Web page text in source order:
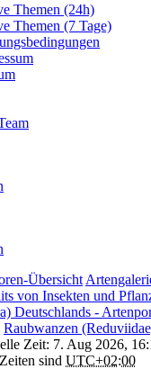
Themen (24h)
Themen (7 Tage)
Übersicht
von Insekten und
Deutschlands -
Raubwanzen
Zeit: 7. Aug 2026,
sind UTC+02:00